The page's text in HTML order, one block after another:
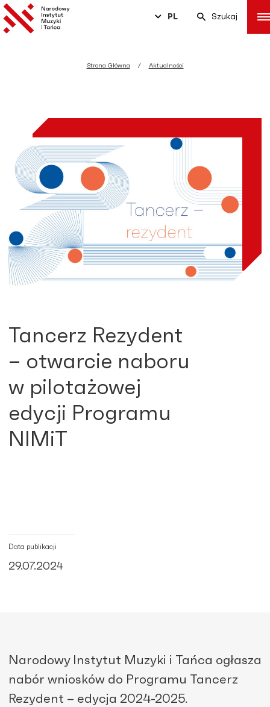
PL Szukaj
Strona Główna Aktualności
Tancerz Rezydent
– otwarcie naboru
w pilotażowej
edycji Programu
NIMiT
Data publikacji
29.07.2024
Narodowy Instytut Muzyki i Tańca ogłasza
nabór wniosków do Programu Tancerz
Rezydent – edycja 2024-2025.